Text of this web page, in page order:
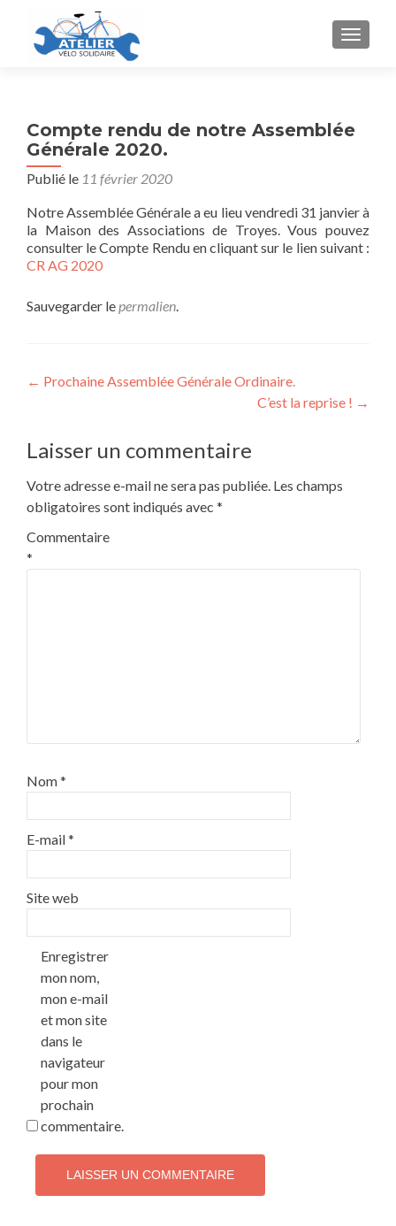
Compte rendu de notre Assemblée
Générale 2020.
Publié le 11 février 2020
Notre Assemblée Générale a eu lieu vendredi 31 janvier à
la Maison des Associations de Troyes. Vous pouvez
consulter le Compte Rendu en cliquant sur le lien suivant :
CR AG 2020
Sauvegarder lepermalien.
Navigation
l’article
← Prochaine Assemblée Générale Ordinaire.
C’est la reprise ! →
Laisser un commentaire
Votre adresse e-mail ne sera pas publiée. Les champs
obligatoires sont indiqués avec *
Commentaire
*
Nom*
E-mail*
Site web
Enregistrer
mon nom,
mon e-mail
et mon site
dans le
navigateur
pour mon
prochain
commentaire.